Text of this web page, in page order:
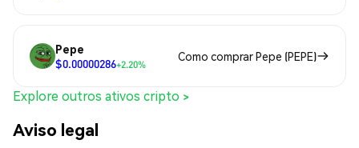
Pepe
$0.00000286+2.20%
Como comprar Pepe (PEPE)
Explore outros ativos cripto >
Aviso legal